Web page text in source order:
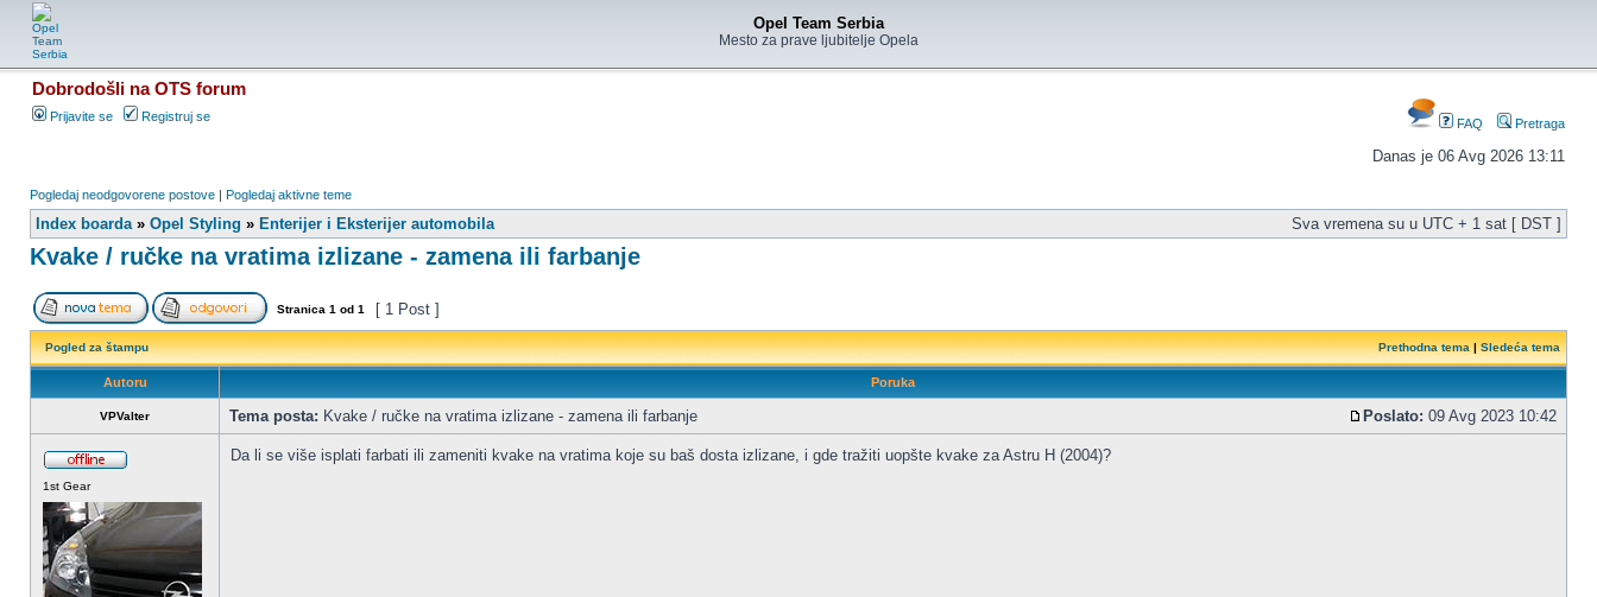
Opel Team Serbia
Mesto za prave ljubitelje Opela
Dobrodošli na OTS forum
Prijavite se Registruj se FAQ Pretraga
Danas je 06 Avg 2026 13:11
Pogledaj neodgovorene postove | Pogledaj aktivne teme
Index boarda» Opel Styling » Enterijer i Eksterijer automobila Sva vremena su u UTC + 1 sat [ DST ]
Kvake / ručke na vratima izlizane - zamena ili farbanje
Stranica 1 od 1 [ 1 Post ]
Pogled za štampu Prethodna tema|Sledeća tema
Autoru Poruka
VPValter Tema posta: Kvake / ručke na vratima izlizane - zamena ili farbanje Poslato: 09 Avg 2023 10:42
1st Gear
Da li se više isplati farbati ili zameniti kvake na vratima koje su baš dosta izlizane, i gde tražiti uopšte kvake za Astru H (2004)?